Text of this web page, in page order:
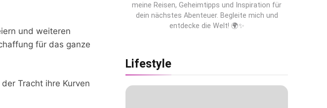
und weiteren
für das ganze
Tracht ihre Kurven
meine Reisen, Geheimtipps und Inspiration für
dein nächstes Abenteuer. Begleite mich und
entdecke die Welt! 🌍✨
Lifestyle